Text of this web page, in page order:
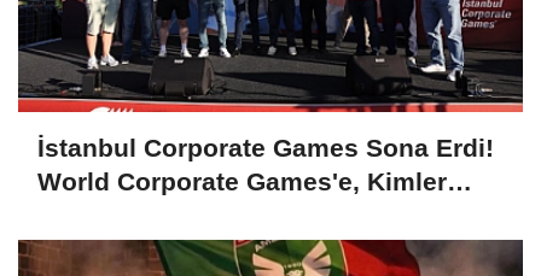
İstanbul Corporate Games Sona Erdi!
World Corporate Games'e, Kimler